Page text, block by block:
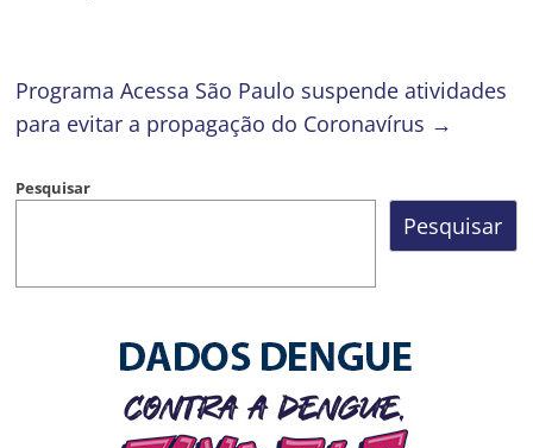
Programa Acessa São Paulo suspende atividades
para evitar a propagação do Coronavírus →
Pesquisar
Pesquisar